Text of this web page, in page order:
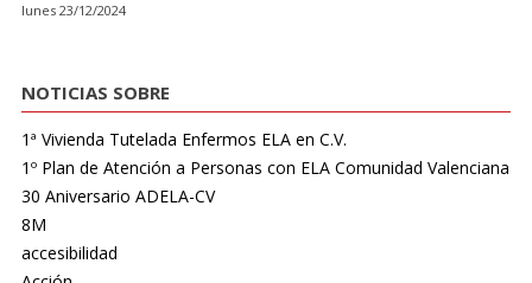
lunes 23/12/2024
NOTICIAS SOBRE
1ª Vivienda Tutelada Enfermos ELA en C.V.
1º Plan de Atención a Personas con ELA Comunidad Valenciana
30 Aniversario ADELA-CV
8M
accesibilidad